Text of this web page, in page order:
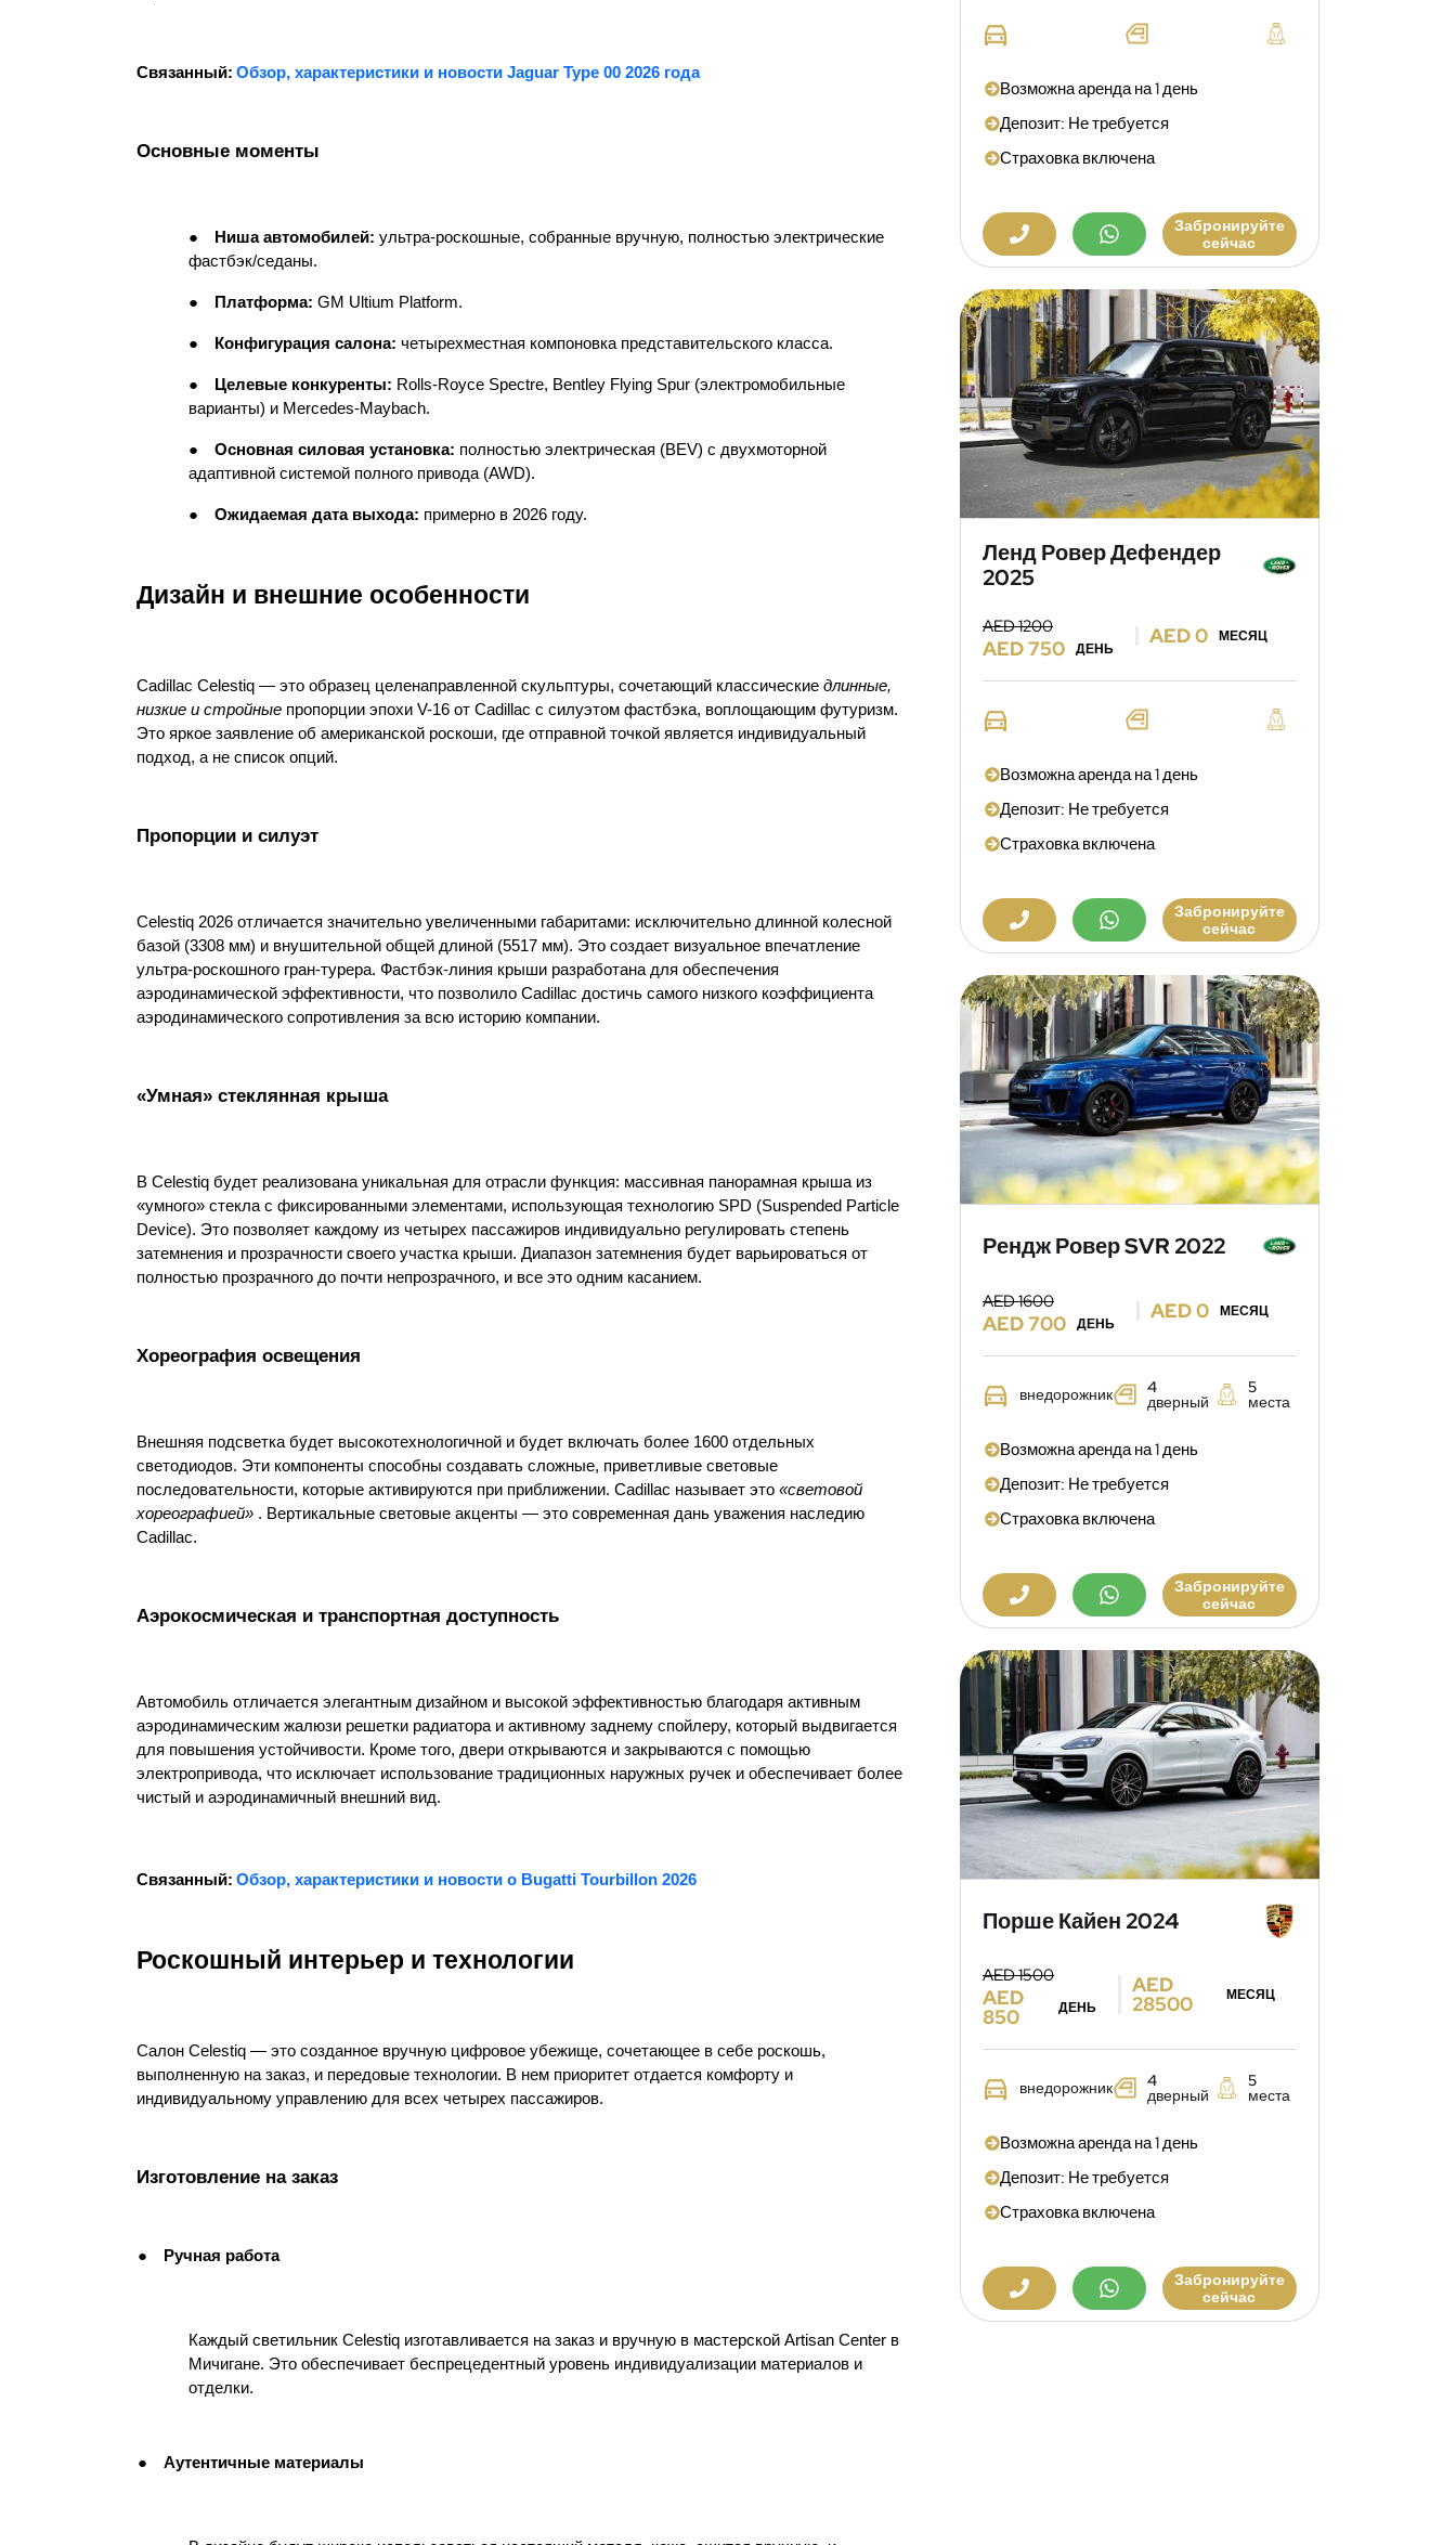
Связанный: Обзор, характеристики и новости Jaguar Type 00 2026 года
Основные моменты
● Ниша автомобилей: ультра-роскошные, собранные вручную, полностью электрические
фастбэк/седаны.
● Платформа: GM Ultium Platform.
● Конфигурация салона: четырехместная компоновка представительского класса.
● Целевые конкуренты: Rolls-Royce Spectre, Bentley Flying Spur (электромобильные
варианты) и Mercedes-Maybach.
● Основная силовая установка: полностью электрическая (BEV) с двухмоторной
адаптивной системой полного привода (AWD).
● Ожидаемая дата выхода: примерно в 2026 году.
Дизайн и внешние особенности
Cadillac Celestiq — это образец целенаправленной скульптуры, сочетающий классические длинные,
низкие и стройные пропорции эпохи V-16 от Cadillac с силуэтом фастбэка, воплощающим футуризм.
Это яркое заявление об американской роскоши, где отправной точкой является индивидуальный
подход, а не список опций.
Пропорции и силуэт
Celestiq 2026 отличается значительно увеличенными габаритами: исключительно длинной колесной
базой (3308 мм) и внушительной общей длиной (5517 мм). Это создает визуальное впечатление
ультра-роскошного гран-турера. Фастбэк-линия крыши разработана для обеспечения
аэродинамической эффективности, что позволило Cadillac достичь самого низкого коэффициента
аэродинамического сопротивления за всю историю компании.
«Умная» стеклянная крыша
В Celestiq будет реализована уникальная для отрасли функция: массивная панорамная крыша из
«умного» стекла с фиксированными элементами, использующая технологию SPD (Suspended Particle
Device). Это позволяет каждому из четырех пассажиров индивидуально регулировать степень
затемнения и прозрачности своего участка крыши. Диапазон затемнения будет варьироваться от
полностью прозрачного до почти непрозрачного, и все это одним касанием.
Хореография освещения
Внешняя подсветка будет высокотехнологичной и будет включать более 1600 отдельных
светодиодов. Эти компоненты способны создавать сложные, приветливые световые
последовательности, которые активируются при приближении. Cadillac называет это «световой
хореографией» . Вертикальные световые акценты — это современная дань уважения наследию
Cadillac.
Аэрокосмическая и транспортная доступность
Автомобиль отличается элегантным дизайном и высокой эффективностью благодаря активным
аэродинамическим жалюзи решетки радиатора и активному заднему спойлеру, который выдвигается
для повышения устойчивости. Кроме того, двери открываются и закрываются с помощью
электропривода, что исключает использование традиционных наружных ручек и обеспечивает более
чистый и аэродинамичный внешний вид.
Связанный: Обзор, характеристики и новости о Bugatti Tourbillon 2026
Роскошный интерьер и технологии
Салон Celestiq — это созданное вручную цифровое убежище, сочетающее в себе роскошь,
выполненную на заказ, и передовые технологии. В нем приоритет отдается комфорту и
индивидуальному управлению для всех четырех пассажиров.
Изготовление на заказ
● Ручная работа
Каждый светильник Celestiq изготавливается на заказ и вручную в мастерской Artisan Center в
Мичигане. Это обеспечивает беспрецедентный уровень индивидуализации материалов и
отделки.
● Аутентичные материалы
Возможна аренда на 1 день
Депозит: Не требуется
Страховка включена
Забронируйте
сейчас
Ленд Ровер Дефендер
2025
AED 1200
AED 750 ДЕНЬ
AED 0 МЕСЯЦ
Возможна аренда на 1 день
Депозит: Не требуется
Страховка включена
Забронируйте
сейчас
Рендж Ровер SVR 2022
AED 1600
AED 700 ДЕНЬ
AED 0 МЕСЯЦ
внедорожник 4
дверный
5
места
Возможна аренда на 1 день
Депозит: Не требуется
Страховка включена
Забронируйте
сейчас
Порше Кайен 2024
AED 1500
AED
850 ДЕНЬ
AED
28500 МЕСЯЦ
внедорожник 4
дверный
5
места
Возможна аренда на 1 день
Депозит: Не требуется
Страховка включена
Забронируйте
сейчас